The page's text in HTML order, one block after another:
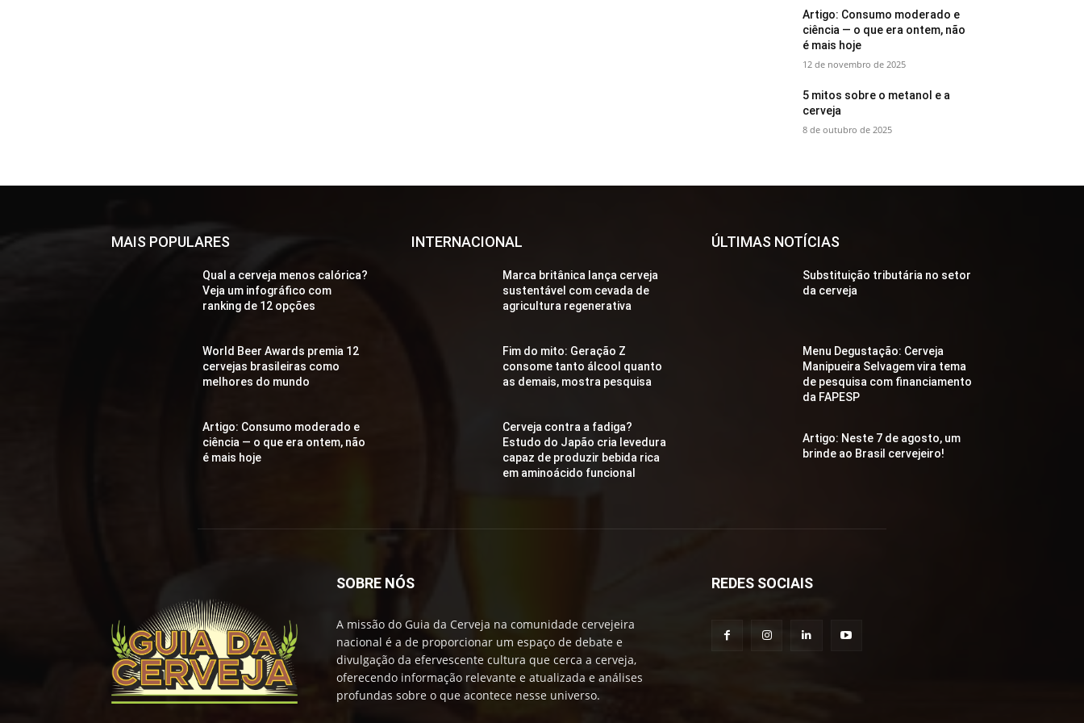
Artigo: Consumo moderado e
ciência — o que era ontem, não
é mais hoje
12 de novembro de 2025
5 mitos sobre o metanol e a
cerveja
8 de outubro de 2025
MAIS POPULARES
Qual a cerveja menos calórica?
Veja um infográfico com
ranking de 12 opções
World Beer Awards premia 12
cervejas brasileiras como
melhores do mundo
Artigo: Consumo moderado e
ciência — o que era ontem, não
é mais hoje
INTERNACIONAL
Marca britânica lança cerveja
sustentável com cevada de
agricultura regenerativa
Fim do mito: Geração Z
consome tanto álcool quanto
as demais, mostra pesquisa
Cerveja contra a fadiga?
Estudo do Japão cria levedura
capaz de produzir bebida rica
em aminoácido funcional
ÚLTIMAS NOTÍCIAS
Substituição tributária no setor
da cerveja
Menu Degustação: Cerveja
Manipueira Selvagem vira tema
de pesquisa com financiamento
da FAPESP
Artigo: Neste 7 de agosto, um
brinde ao Brasil cervejeiro!
SOBRE NÓS
A missão do Guia da Cerveja na comunidade cervejeira
nacional é a de proporcionar um espaço de debate e
divulgação da efervescente cultura que cerca a cerveja,
oferecendo informação relevante e atualizada e análises
profundas sobre o que acontece nesse universo.
REDES SOCIAIS